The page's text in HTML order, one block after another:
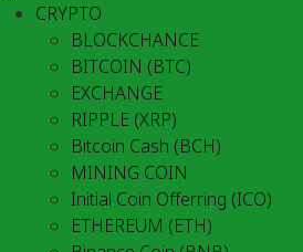
CRYPTO
BLOCKCHANCE
BITCOIN (BTC)
EXCHANGE
RIPPLE (XRP)
Bitcoin Cash (BCH)
MINING COIN
Initial Coin Offerring (ICO)
ETHEREUM (ETH)